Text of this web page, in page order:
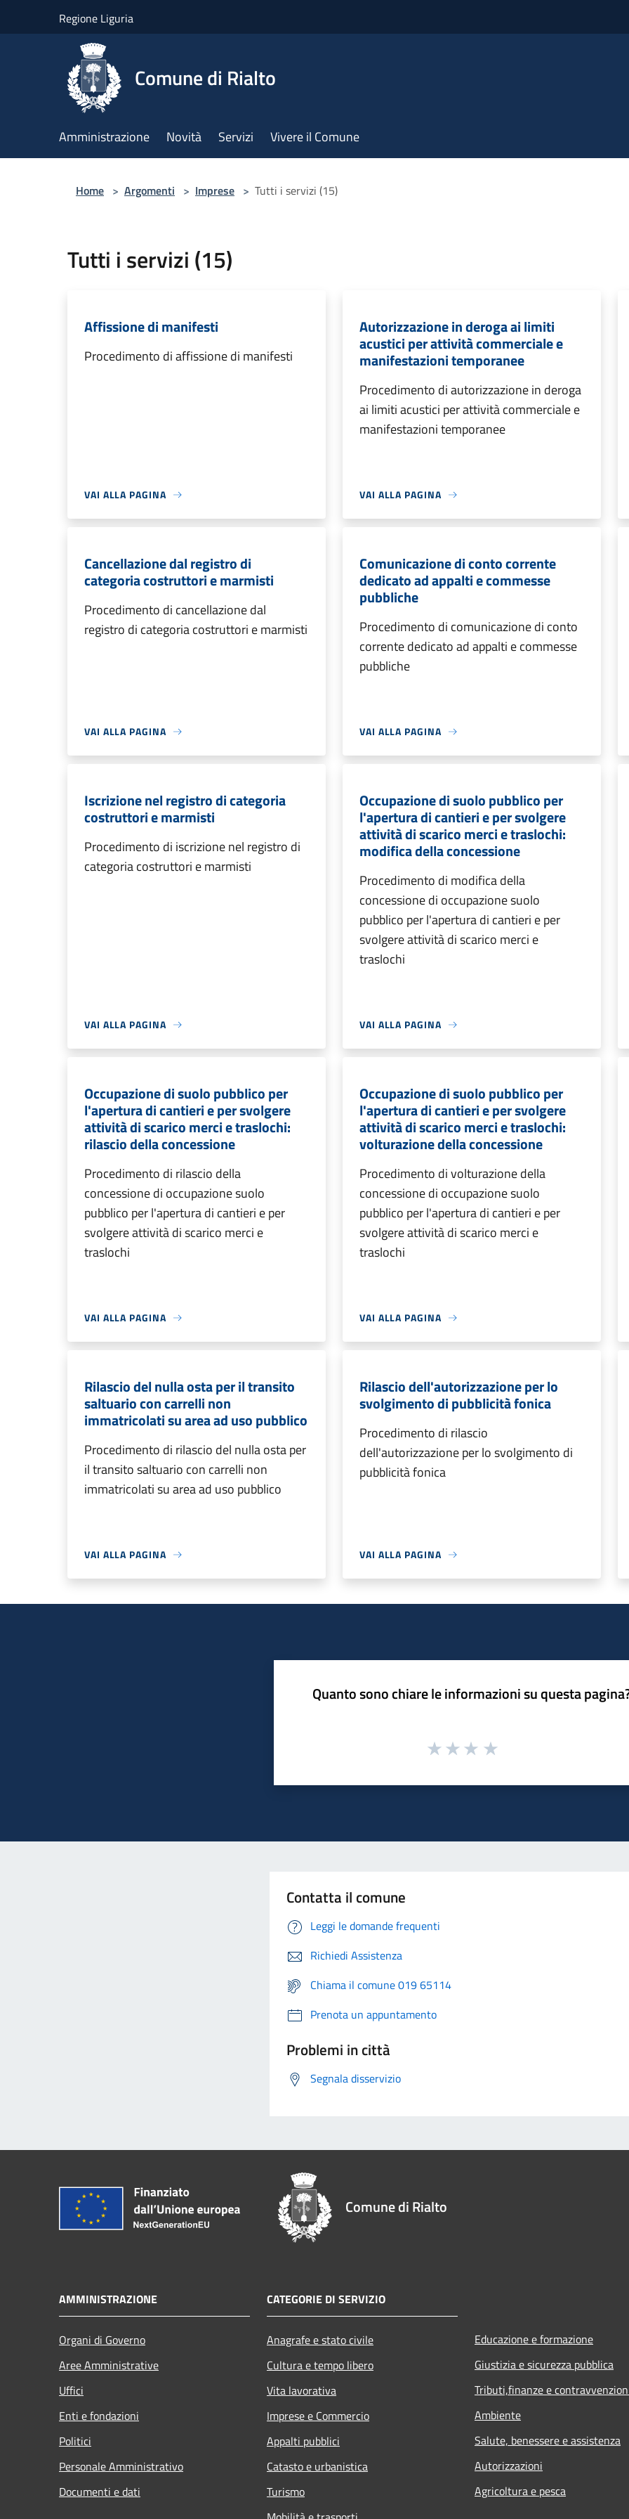
Regione Liguria
Comune di Rialto
Amministrazione Novità Servizi Vivere il Comune
Home > Argomenti > Imprese > Tutti i servizi (15)
Tutti i servizi (15)
Affissione di manifesti
Procedimento di affissione di manifesti
VAI ALLA PAGINA
Autorizzazione in deroga ai limiti
acustici per attività commerciale e
manifestazioni temporanee
Procedimento di autorizzazione in deroga
ai limiti acustici per attività commerciale e
manifestazioni temporanee
VAI ALLA PAGINA
Cancellazione dal registro di
categoria costruttori e marmisti
Procedimento di cancellazione dal
registro di categoria costruttori e marmisti
VAI ALLA PAGINA
Comunicazione di conto corrente
dedicato ad appalti e commesse
pubbliche
Procedimento di comunicazione di conto
corrente dedicato ad appalti e commesse
pubbliche
VAI ALLA PAGINA
Iscrizione nel registro di categoria
costruttori e marmisti
Procedimento di iscrizione nel registro di
categoria costruttori e marmisti
VAI ALLA PAGINA
Occupazione di suolo pubblico per
l'apertura di cantieri e per svolgere
attività di scarico merci e traslochi:
modifica della concessione
Procedimento di modifica della
concessione di occupazione suolo
pubblico per l'apertura di cantieri e per
svolgere attività di scarico merci e
traslochi
VAI ALLA PAGINA
Occupazione di suolo pubblico per
l'apertura di cantieri e per svolgere
attività di scarico merci e traslochi:
rilascio della concessione
Procedimento di rilascio della
concessione di occupazione suolo
pubblico per l'apertura di cantieri e per
svolgere attività di scarico merci e
traslochi
VAI ALLA PAGINA
Occupazione di suolo pubblico per
l'apertura di cantieri e per svolgere
attività di scarico merci e traslochi:
volturazione della concessione
Procedimento di volturazione della
concessione di occupazione suolo
pubblico per l'apertura di cantieri e per
svolgere attività di scarico merci e
traslochi
VAI ALLA PAGINA
Rilascio del nulla osta per il transito
saltuario con carrelli non
immatricolati su area ad uso pubblico
Procedimento di rilascio del nulla osta per
il transito saltuario con carrelli non
immatricolati su area ad uso pubblico
VAI ALLA PAGINA
Rilascio dell'autorizzazione per lo
svolgimento di pubblicità fonica
Procedimento di rilascio
dell'autorizzazione per lo svolgimento di
pubblicità fonica
VAI ALLA PAGINA
Quanto sono chiare le informazioni su questa
Contatta il comune
Leggi le domande frequenti
Richiedi Assistenza
Chiama il comune 019 65114
Prenota un appuntamento
Problemi in città
Segnala disservizio
Comune di Rialto
AMMINISTRAZIONE
Organi di Governo
Aree Amministrative
Uffici
Enti e fondazioni
Politici
Personale Amministrativo
Documenti e dati
CATEGORIE DI SERVIZIO
Anagrafe e stato civile
Cultura e tempo libero
Vita lavorativa
Imprese e Commercio
Appalti pubblici
Catasto e urbanistica
Turismo
Educazione e formazione
Giustizia e sicurezza pubblica
Tributi,finanze e
Ambiente
Salute, benessere e assistenza
Autorizzazioni
Agricoltura e pesca